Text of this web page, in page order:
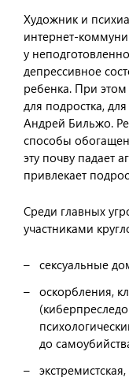
Художник и
интернет-
у
депрессивное
ребенка. При
для подростка,
Андрей Бильжо.
способы
эту почву падает
привлекает
Среди главных
участниками
сексуальные
оскорбления,
до